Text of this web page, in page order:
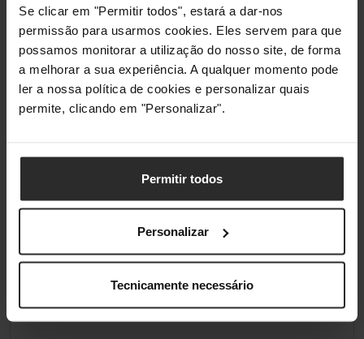
Se clicar em "Permitir todos", estará a dar-nos
permissão para usarmos cookies. Eles servem para que
possamos monitorar a utilização do nosso site, de forma
a melhorar a sua experiência. A qualquer momento pode
ler a nossa política de cookies e personalizar quais
permite, clicando em "Personalizar".
Permitir todos
Personalizar
Tecnicamente necessário
Compatibilidade
macOS
Autonomia
Até 8 Horas de uso
Stand-By - até 7 dias
1500 mAh
Ecrã
Lcd